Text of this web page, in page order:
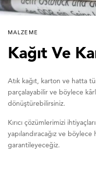
MALZEME
Kağıt Ve
Atık kağıt, karton ve hatta
parçalayabilir ve böylece
dönüştürebilirsiniz.
Kırıcı çözümlerimizi
yapılandıracağız ve
garantileyeceğiz.